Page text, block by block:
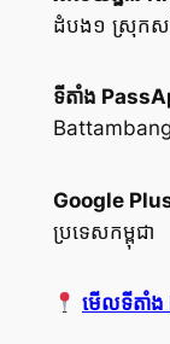
ដំបង១ ស្រុកសង្
ទីតាំង
Google
ប្រទេសកម្ពុជា
មើលទីតាំ